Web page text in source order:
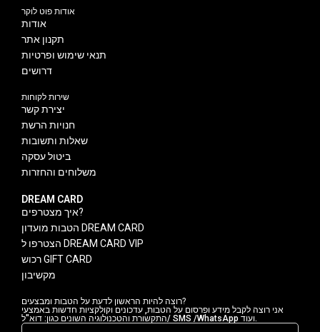
אודות פוט לוקר
אודות
תקנון אתר
תנאי שימוש ופרטיות
דרושים
שירות לקוחות
יצירת קשר
חנויות הרשת
שאלות ותשובות
ביטול עסקה
משלוחים והחזרות
DREAM CARD
איך מצטרפים?
הטבות מועדון DREAM CARD
הצטרפו ל DREAM CARD VIP
רכוש GIFT CARD
מקשיבון
רוצה להיות הראשון לדעת על הטבות ומבצעים?
אני רוצה לקבל מידע ופרסום על הטבות, עדכונים וקולקציות חדשות באמצעי
התקשורת והטכנולוגיה השונים כגון: דוא"ל/ SMS /WhatsApp ועוד.